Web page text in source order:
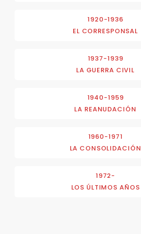
1920-1936
EL CORRESPONSAL
1937-1939
LA GUERRA CIVIL
1940-1959
LA REANUDACIÓN
1960-1971
LA CONSOLIDACIÓN
1972-
LOS ÚLTIMOS AÑOS